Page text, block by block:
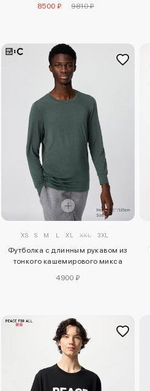
8500 ₽
9810 ₽
XS S M L XL XXL 3XL
Футболка с длинным рукавом из
тонкого кашемирового микса
4900 ₽